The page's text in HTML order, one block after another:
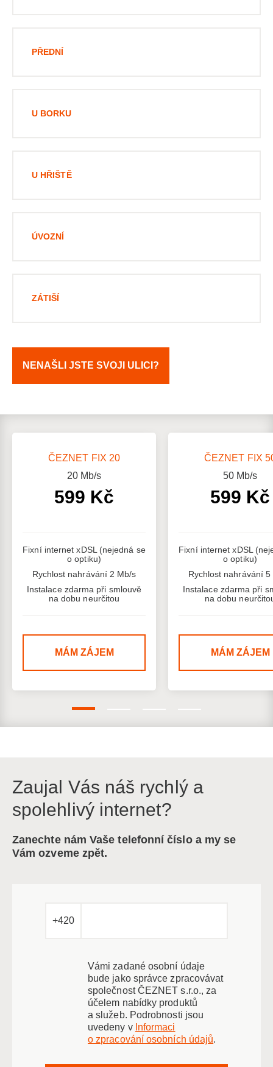
PŘEDNÍ
U BORKU
U HŘIŠTĚ
ÚVOZNÍ
ZÁTIŠÍ
NENAŠLI JSTE SVOJI ULICI?
ČEZNET FIX 20
20Mb/s
599 Kč
Fixní internet xDSL (nejedná se
o optiku)
Rychlost nahrávání 2 Mb/s
Instalace zdarma při smlouvě
na dobu neurčitou
MÁM ZÁJEM
ČEZNET FIX
50Mb/s
599 Kč
Fixní internet xDSL
o optiku)
Rychlost nahrávání 5
Instalace zdarma při
na dobu
MÁM ZÁJEM
Zaujal Vás náš rychlý a
spolehlivý internet?
Zanechte nám Vaše telefonní číslo a my se
Vám ozveme zpět.
+420
Vámi zadané osobní údaje
bude jako správce zpracovávat
společnost ČEZNET s.r.o., za
účelem nabídky produktů
a služeb. Podrobnosti jsou
uvedeny v Informaci
o zpracování osobních údajů.